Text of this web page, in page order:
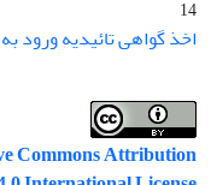
14
اخذ گواهی تائیدیه ورود
Commons Attribution